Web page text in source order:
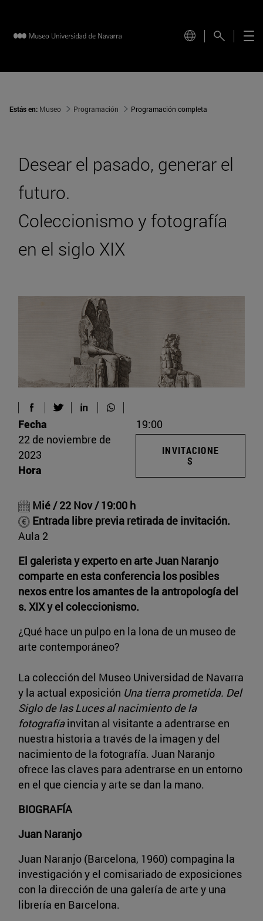
Estás en: Museo Programación Programación completa
Desear el pasado, generar el
futuro.
Coleccionismo y fotografía
en el siglo XIX
Mié / 22 Nov / 19:00 h
Entrada libre previa retirada de invitación.
Aula 2
El galerista y experto en arte Juan Naranjo
comparte en esta conferencia los posibles
nexos entre los amantes de la antropología del
s. XIX y el coleccionismo.
¿Qué hace un pulpo en la lona de un museo de
arte contemporáneo?
La colección del Museo Universidad de Navarra
y la actual exposición Una tierra prometida. Del
Siglo de las Luces al nacimiento de la
fotografíainvitan al visitante a adentrarse en
nuestra historia a través de la imagen y del
nacimiento de la fotografía. Juan Naranjo
ofrece las claves para adentrarse en un entorno
en el que ciencia y arte se dan la mano.
BIOGRAFÍA
Juan Naranjo
Juan Naranjo (Barcelona, 1960) compagina la
investigación y el comisariado de exposiciones
con la dirección de una galería de arte y una
librería en Barcelona.
Fecha
22 de noviembre de
2023
Hora
19:00
INVITACIONE
S